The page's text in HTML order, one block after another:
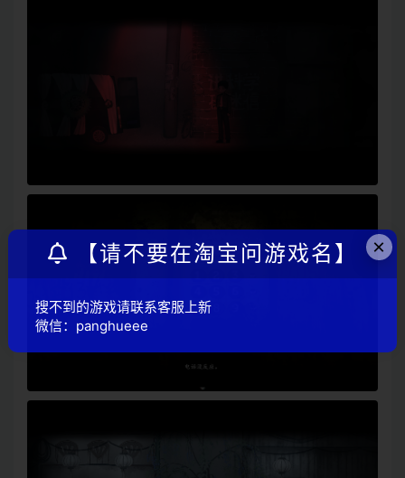
×
【请不要在淘宝问游戏名】
搜不到的游戏请联系客服上新
微信：panghueee